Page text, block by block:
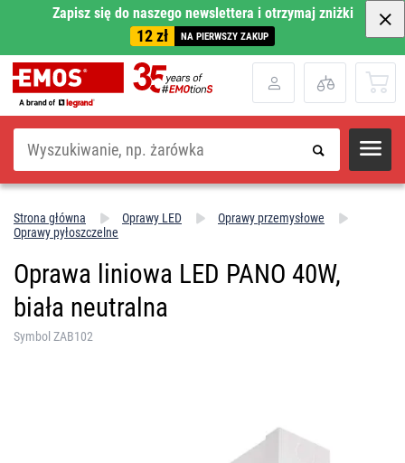
Zapisz się do naszego newslettera i otrzymaj zniżki
12 zł NA PIERWSZY ZAKUP
Szukaj
Strona główna Oprawy LED
Oprawy przemysłowe
Oprawy pyłoszczelne
Oprawa liniowa LED PANO 40W,
biała neutralna
Symbol ZAB102